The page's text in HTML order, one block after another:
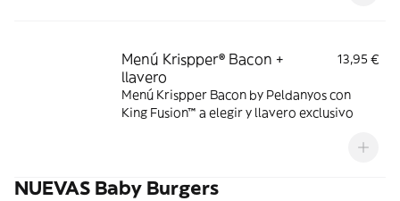
Menú Krispper® Bacon +
llavero
13,95 €
Menú Krispper Bacon by Peldanyos con
King Fusion™ a elegir y llavero exclusivo
NUEVAS Baby Burgers